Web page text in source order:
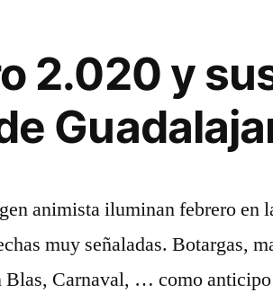
la
Sierra
Norte
de
2.020 y
animista iluminan febrero en
muy señaladas. Botargas,
Blas, Carnaval, … como